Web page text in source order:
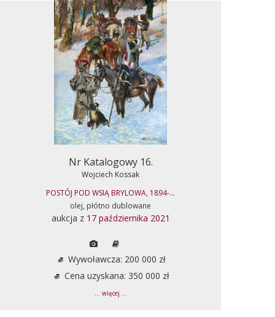
Nr Katalogowy 16.
Wojciech Kossak
POSTÓJ POD WSIĄ BRYLOWA, 1894-...
olej, płótno dublowane
aukcja z 17 października 2021
Wywoławcza: 200 000 zł
Cena uzyskana: 350 000 zł
... więcej ...